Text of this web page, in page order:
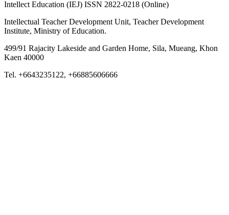
Intellect Education (IEJ) ISSN 2822-0218 (Online)
Intellectual Teacher Development Unit, Teacher Development
Institute, Ministry of Education.
499/91 Rajacity Lakeside and Garden Home, Sila, Mueang, Khon
Kaen 40000
Tel. +6643235122, +66885606666